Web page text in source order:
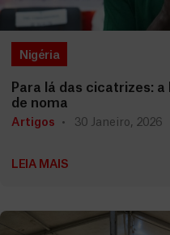
Nigéria
Para lá das cicatrizes:
de noma
Artigos 30 Janeiro, 2026
LEIA MAIS